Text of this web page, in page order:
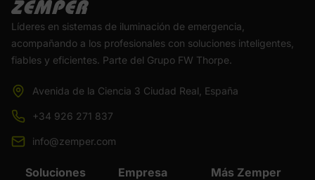
Líderes en sistemas de iluminación de emergencia,
acompañando a los profesionales con soluciones inteligentes,
fiables y eficientes. Parte del Grupo FW Thorpe.
Avenida de la Ciencia 3 Ciudad Real, España
+34 926 271 837
info@zemper.com
Soluciones Empresa Más Zemper